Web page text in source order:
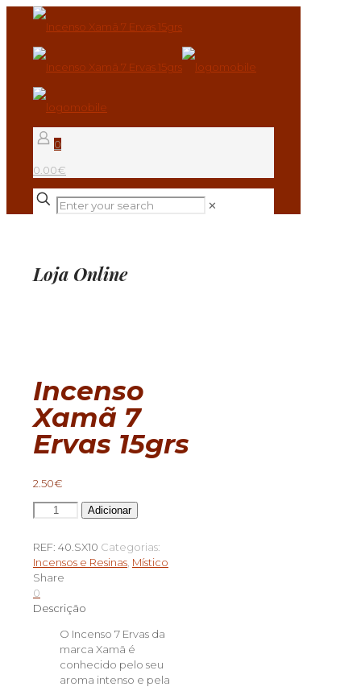
0
0.00€
✕
Loja Online
Incenso
Xamã 7
Ervas 15grs
2.50€
Quantidade
de
Xamã
7
Ervas
15grs
Adicionar
REF: 40.SX10 Categorias:
Incensos e Resinas Místico
Share
0
Descrição
O Incenso 7 Ervas da
marca Xamã é
conhecido pelo seu
aroma intenso e pela